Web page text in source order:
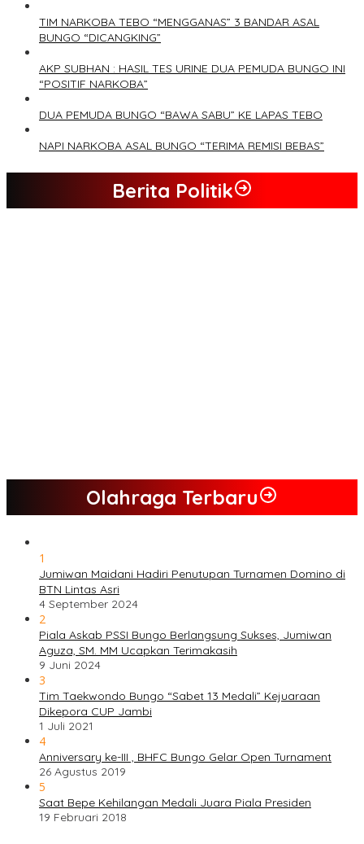
TIM NARKOBA TEBO “MENGGANAS” 3 BANDAR ASAL
BUNGO “DICANGKING”
AKP SUBHAN : HASIL TES URINE DUA PEMUDA BUNGO INI
“POSITIF NARKOBA”
DUA PEMUDA BUNGO “BAWA SABU” KE LAPAS TEBO
NAPI NARKOBA ASAL BUNGO “TERIMA REMISI BEBAS”
Berita Politik
Olahraga Terbaru
1
Jumiwan Maidani Hadiri Penutupan Turnamen Domino di
BTN Lintas Asri
4 September 2024
2
Piala Askab PSSI Bungo Berlangsung Sukses, Jumiwan
Aguza, SM. MM Ucapkan Terimakasih
9 Juni 2024
3
Tim Taekwondo Bungo “Sabet 13 Medali” Kejuaraan
Dikepora CUP Jambi
1 Juli 2021
4
Anniversary ke-III , BHFC Bungo Gelar Open Turnament
26 Agustus 2019
5
Saat Bepe Kehilangan Medali Juara Piala Presiden
19 Februari 2018